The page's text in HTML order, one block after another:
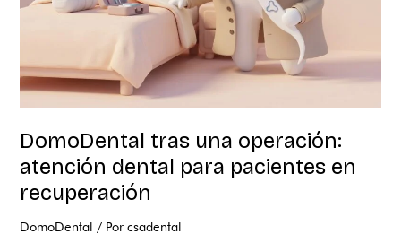
DomoDental tras una operación:
atención dental para pacientes en
recuperación
DomoDental / Porcsadental